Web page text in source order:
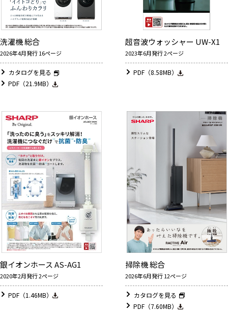
洗濯機 総合
2026年4月発行 16ページ
カタログを見る
PDF（21.9MB）
超音波ウォッシャー UW-X1
2023年6月発行 2ページ
PDF（8.58MB）
銀イオンホース AS-AG1
2020年2月発行 2ページ
PDF（1.46MB）
掃除機 総合
2026年6月発行 12ページ
カタログを見る
PDF（7.60MB）